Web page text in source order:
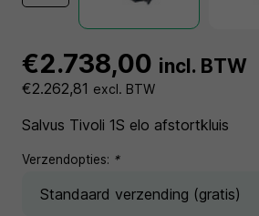
€2.738,00 incl. BTW
€2.262,81 excl. BTW
Salvus Tivoli 1S elo afstortkluis
Verzendopties: *